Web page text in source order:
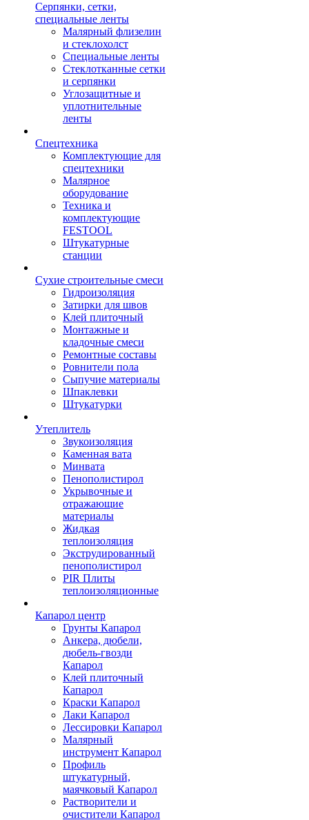
Серпянки, сетки,
специальные ленты
Малярный флизелин
и стеклохолст
Специальные ленты
Стеклотканные сетки
и серпянки
Углозащитные и
уплотнительные
ленты
Спецтехника
Комплектующие для
спецтехники
Малярное
оборудование
Техника и
комплектующие
FESTOOL
Штукатурные
станции
Сухие строительные смеси
Гидроизоляция
Затирки для швов
Клей плиточный
Монтажные и
кладочные смеси
Ремонтные составы
Ровнители пола
Сыпучие материалы
Шпаклевки
Штукатурки
Утеплитель
Звукоизоляция
Каменная вата
Минвата
Пенополистирол
Укрывочные и
отражающие
материалы
Жидкая
теплоизоляция
Экструдированный
пенополистирол
PIR Плиты
теплоизоляционные
Капарол центр
Грунты Капарол
Анкера, дюбели,
дюбель-гвозди
Капарол
Клей плиточный
Капарол
Краски Капарол
Лаки Капарол
Лессировки Капарол
Малярный
инструмент Капарол
Профиль
штукатурный,
маячковый Капарол
Растворители и
очистители Капарол